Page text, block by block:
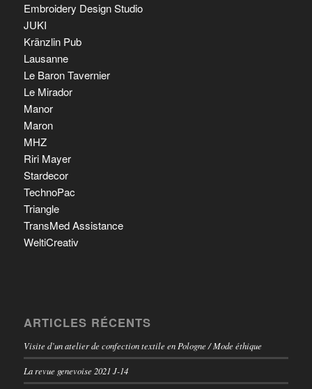
Embroidery Design Studio
JUKI
Kränzlin Pub
Lausanne
Le Baron Tavernier
Le Mirador
Manor
Maron
MHZ
Riri Mayer
Stardecor
TechnoPac
Triangle
TransMed Assistance
WeltiCreativ
ARTICLES RÉCENTS
Visite d’un atelier de confection textile en Pologne / Mode éthique
La revue genevoise 2021 J-14